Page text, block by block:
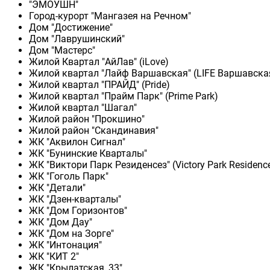
"ЭМОУШН"
Город-курорт "Мангазея на Речном"
Дом "Достижение"
Дом "Лаврушинский"
Дом "Мастерс"
Жилой Квартал "АйЛав" (iLove)
Жилой квартал "Лайф Варшавская" (LIFE
Жилой квартал "ПРАЙД" (Pride)
Жилой квартал "Прайм Парк" (Prime Park)
Жилой квартал "Шагал"
Жилой район "Прокшино"
Жилой район "Скандинавия"
ЖК "Аквилон Сигнал"
ЖК "Бунинские Кварталы"
ЖК "Виктори Парк Резиденсез" (Victory Park
ЖК "Гоголь Парк"
ЖК "Детали"
ЖК "Дзен-кварталы"
ЖК "Дом Горизонтов"
ЖК "Дом Дау"
ЖК "Дом на Зорге"
ЖК "Интонация"
ЖК "КИТ 2"